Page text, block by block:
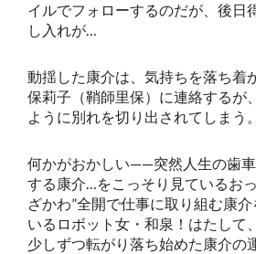
イルでフォローするのだが、後日
し入れが…
動揺した康介は、気持ちを落ち着
保莉子（鞘師里保）に連絡するが
ように別れを切り出されてしまう。
何かがおかしい——突然人生の歯
する康介…をこっそり見ているお
ざかわ”全開で仕事に取り組む康
いるロボット女・和泉！はたして
少しずつ転がり落ち始めた康介の